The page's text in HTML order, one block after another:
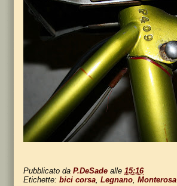
Pubblicato da P.DeSade alle 15:16
Etichette: bici corsa Legnano Monterosa